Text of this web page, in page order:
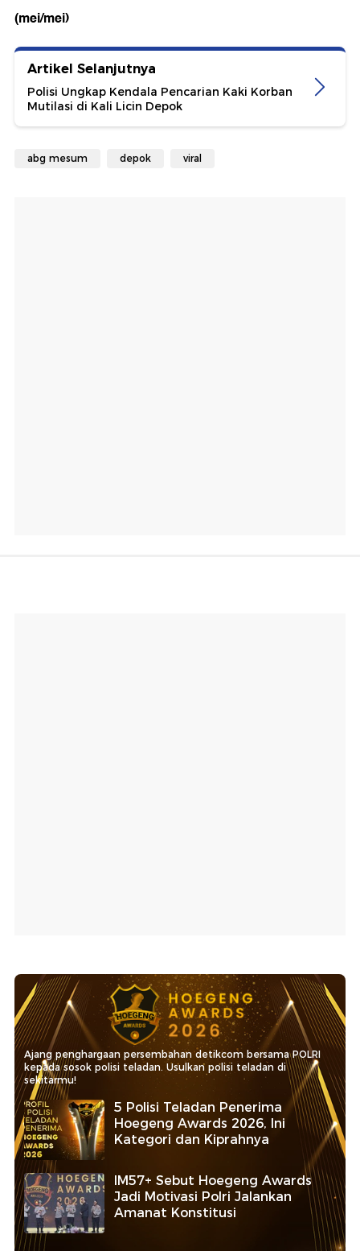
(mei/mei)
Artikel Selanjutnya
Polisi Ungkap Kendala Pencarian Kaki Korban
Mutilasi di Kali Licin Depok
abg mesum depok viral
Ajang penghargaan persembahan detikcom bersama POLRI
kepada sosok polisi teladan. Usulkan polisi teladan di
sekitarmu!
5 Polisi Teladan Penerima
Hoegeng Awards 2026, Ini
Kategori dan Kiprahnya
IM57+ Sebut Hoegeng Awards
Jadi Motivasi Polri Jalankan
Amanat Konstitusi